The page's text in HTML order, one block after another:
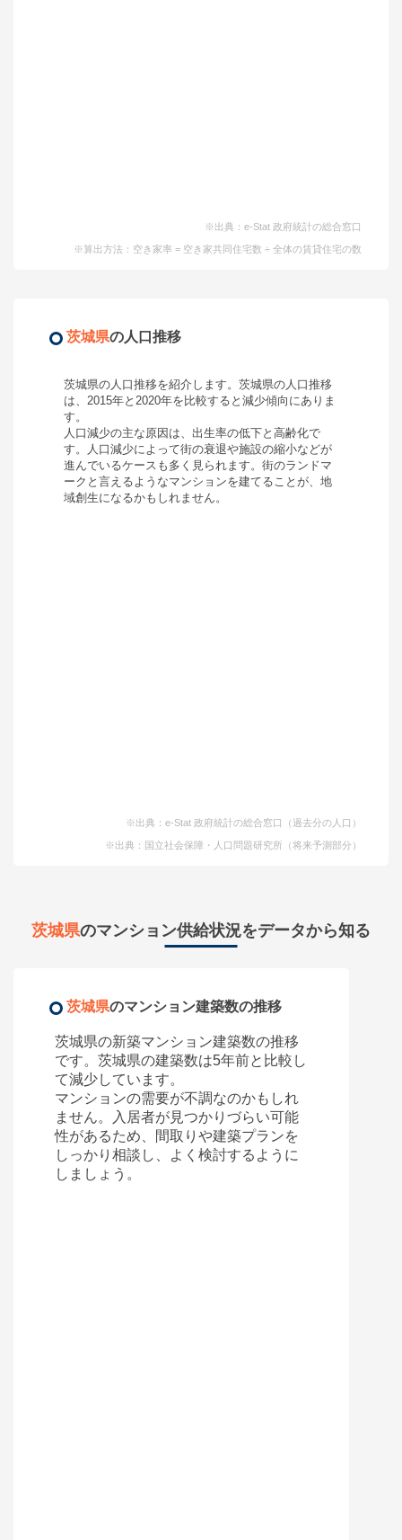
※出典：e-Stat 政府統計の総合窓口
※算出方法：空き家率 = 空き家共同住宅数 ÷ 全体の賃貸住宅の数
茨城県の人口推移
茨城県の人口推移を紹介します。 茨城県の人口推移
は、2015年と2020年を比較すると 減少傾向にありま
す。
人口減少の主な原因は、出生率の低下と高齢化で
す。人口減少によって街の衰退や施設の縮小などが
進んでいるケースも多く見られます。街のランドマ
ークと言えるようなマンションを建てることが、地
域創生になるかもしれません。
※出典：e-Stat 政府統計の総合窓口（過去分の人口）
※出典：国立社会保障・人口問題研究所（将来予測部分）
茨城県のマンション供給状況をデータから知る
茨城県のマンション建築数の推移
茨城県の新築マンション建築数の推移
です。 茨城県の建築数は5年前と比較し
て減少しています。
マンションの需要が不調なのかもしれ
ません。入居者が見つかりづらい可能
性があるため、間取りや建築プランを
しっかり相談し、よく検討するように
しましょう。